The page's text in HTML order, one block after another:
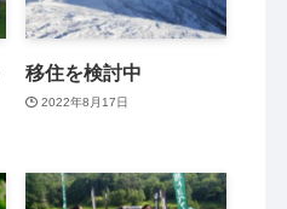
移住を検討中
2022年8月17日